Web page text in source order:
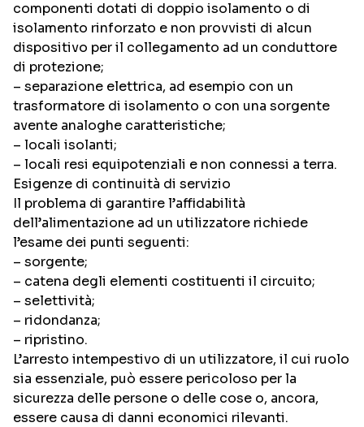
componenti dotati di doppio isolamento o di
isolamento rinforzato e non provvisti di alcun
dispositivo per il collegamento ad un conduttore
di protezione;
– separazione elettrica, ad esempio con un
trasformatore di isolamento o con una sorgente
avente analoghe caratteristiche;
– locali isolanti;
– locali resi equipotenziali e non connessi a terra.
Esigenze di continuità di servizio
Il problema di garantire l’affidabilità
dell’alimentazione ad un utilizzatore richiede
l’esame dei punti seguenti:
– sorgente;
– catena degli elementi costituenti il circuito;
– selettività;
– ridondanza;
– ripristino.
L’arresto intempestivo di un utilizzatore, il cui ruolo
sia essenziale, può essere pericoloso per la
sicurezza delle persone o delle cose o, ancora,
essere causa di danni economici rilevanti.